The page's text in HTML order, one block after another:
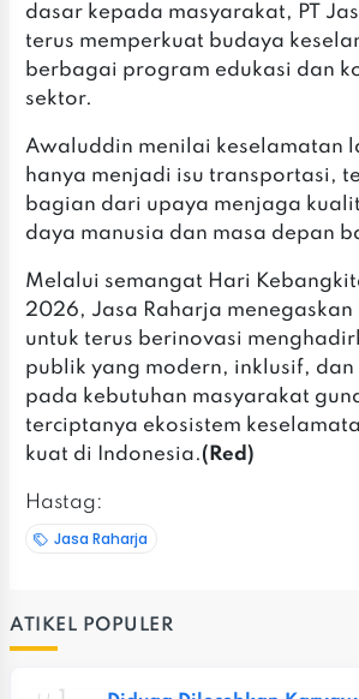
dasar kepada masyarakat, PT
terus memperkuat budaya
berbagai program edukasi dan
sektor.
‎Awaluddin menilai keselamatan
hanya menjadi isu transportasi,
bagian dari upaya menjaga
daya manusia dan masa depan
‎Melalui semangat Hari
2026, Jasa Raharja menegaskan
untuk terus berinovasi
publik yang modern, inklusif,
pada kebutuhan masyarakat
terciptanya ekosistem
kuat di Indonesia.(Red)
Hastag:
Jasa Raharja
ATIKEL POPULER